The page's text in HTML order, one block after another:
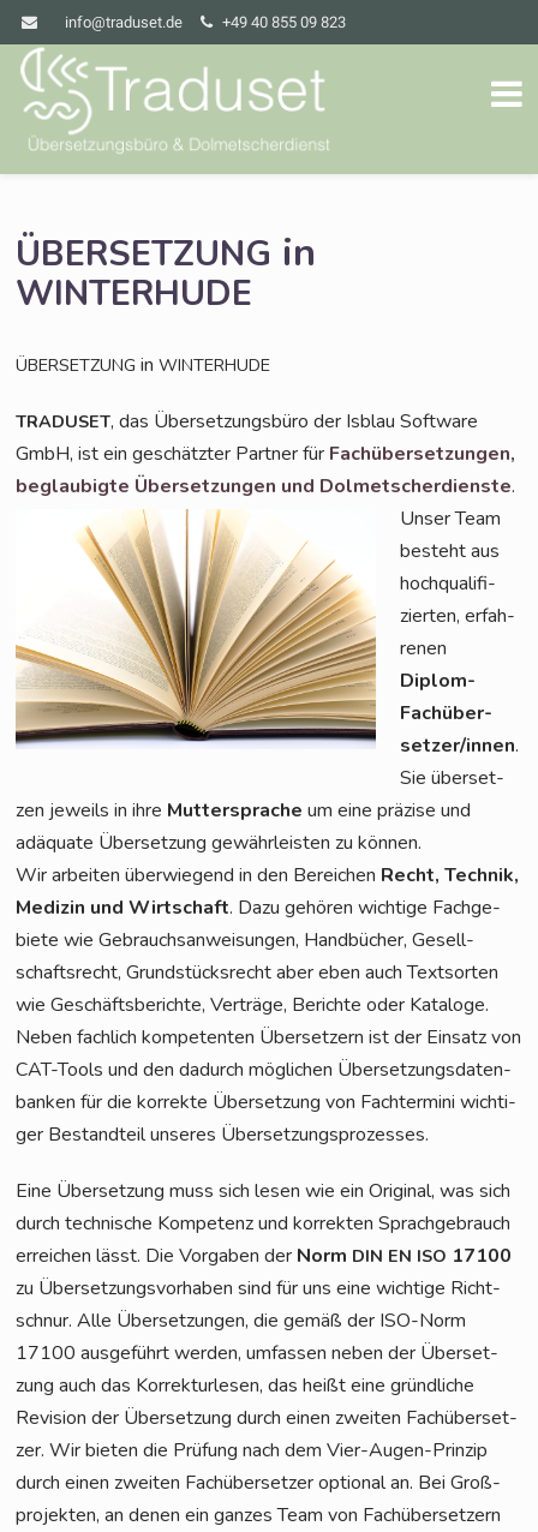
info@traduset.de +49 40 855 09 823
ÜBERSETZUNG in
WINTERHUDE
ÜBERSETZUNG inWINTERHUDE
TRADUSET, das Über­set­zungs­bü­ro der Isblau Soft­ware
GmbH, ist ein geschätz­ter Part­ner für Fach­über­set­zun­gen,
beglau­big­te Über­set­zun­gen und Dol­met­scher­diens­te.
Unser Team
besteht aus
hoch­qua­li­fi­
zier­ten, erfah­
re­nen
Diplom-
Fach­über­
set­zer/in­nen.
Sie über­set­
zen jeweils in ihre Mut­ter­spra­che um eine prä­zi­se und
adäqua­te Über­set­zung gewähr­leis­ten zu können.
Wir arbei­ten über­wie­gend in den Berei­chen Recht, Tech­nik,
Medi­zin und Wirt­schaft. Dazu gehö­ren wich­ti­ge Fach­ge­
bie­te wie Gebrauchs­an­wei­sun­gen, Hand­bü­cher, Gesell­
schafts­recht, Grund­stücks­recht aber eben auch Text­sor­ten
wie Geschäfts­be­rich­te, Ver­trä­ge, Berich­te oder Kata­lo­ge.
Neben fach­lich kom­pe­ten­ten Über­set­zern ist der Ein­satz von
CAT-Tools und den dadurch mög­li­chen Über­set­zungs­da­ten­
ban­ken für die kor­rek­te Über­set­zung von Fach­ter­mi­ni wich­ti­
ger Bestand­teil unse­res Übersetzungsprozesses.
Eine Über­set­zung muss sich lesen wie ein Ori­gi­nal, was sich
durch tech­ni­sche Kom­pe­tenz und kor­rek­ten Sprach­ge­brauch
errei­chen lässt. Die Vor­ga­ben der Norm DIN EN ISO 17100
zu Über­set­zungs­vor­ha­ben sind für uns eine wich­ti­ge Richt­
schnur. Alle Über­set­zun­gen, die gemäß der ISO-Norm
17100 aus­ge­führt wer­den, umfas­sen neben der Über­set­
zung auch das Kor­rek­tur­le­sen, das heißt eine gründ­li­che
Revi­si­on der Über­set­zung durch einen zwei­ten Fach­über­set­
zer. Wir bie­ten die Prü­fung nach dem Vier-Augen-Prin­zip
durch einen zwei­ten Fach­über­set­zer optio­nal an. Bei Groß­
pro­jek­ten, an denen ein gan­zes Team von Fach­über­set­zern